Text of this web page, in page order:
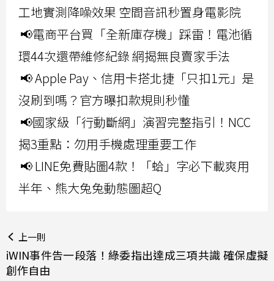
工地實測降噪效果 空間音訊秒置身電影院
📢電商平台買「全新庫存機」踩雷！電池循
環44次還帶維修紀錄 網揭無良賣家手法
📢 Apple Pay、信用卡搭北捷「只扣1元」是
沒刷到嗎？官方曝扣款規則秒懂
📢國家級「行動斷網」演習完整指引！NCC
揭3重點：勿用手機處理重要工作
📢 LINE免費貼圖4款！「蛤」字必下載爽用
半年、熊大兔兔動態圖超Q
上一則
iWIN事件告一段落！綠委指出達成三項共識 確保虛擬
創作自由